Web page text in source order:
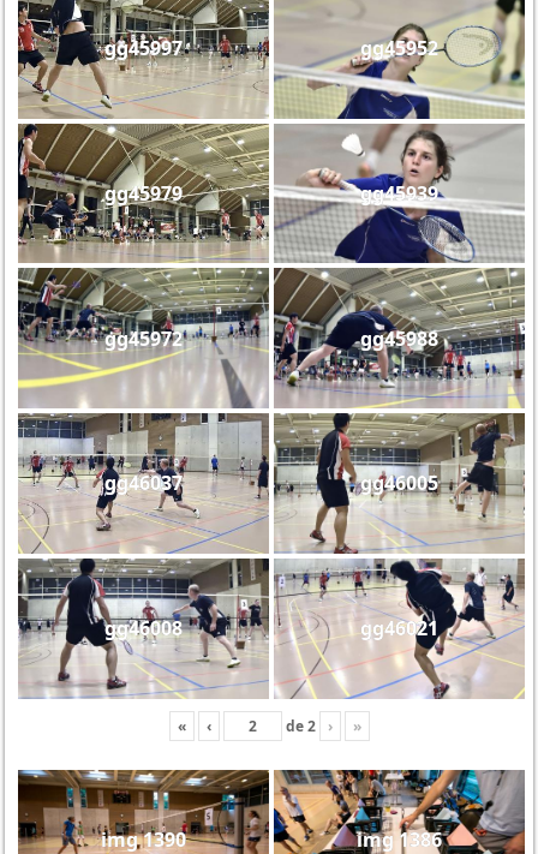
gg45997 gg45952
gg45979 gg45939
gg45972 gg45988
gg46037 gg46005
gg46008 gg46021
« ‹ de2 › »
img 1390 img 1386